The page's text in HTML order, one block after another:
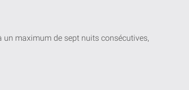
un maximum de sept nuits consécutives,